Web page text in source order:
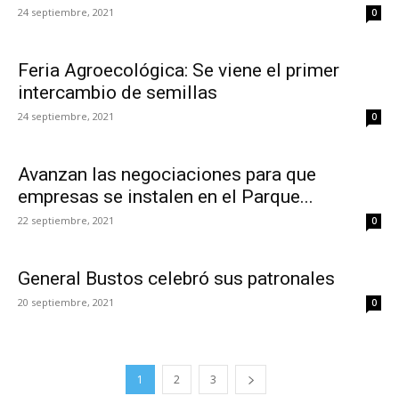
24 septiembre, 2021 0
Feria Agroecológica: Se viene el primer
intercambio de semillas
24 septiembre, 2021 0
Avanzan las negociaciones para que
empresas se instalen en el Parque...
22 septiembre, 2021 0
General Bustos celebró sus patronales
20 septiembre, 2021 0
1 2 3